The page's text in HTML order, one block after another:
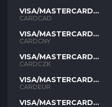
VISA/MASTERCARD
CAD
CARDCAD
VISA/MASTERCARD
CNY
CARDCNY
VISA/MASTERCARD
CZK
CARDCZK
VISA/MASTERCARD
EUR
CARDEUR
VISA/MASTERCARD